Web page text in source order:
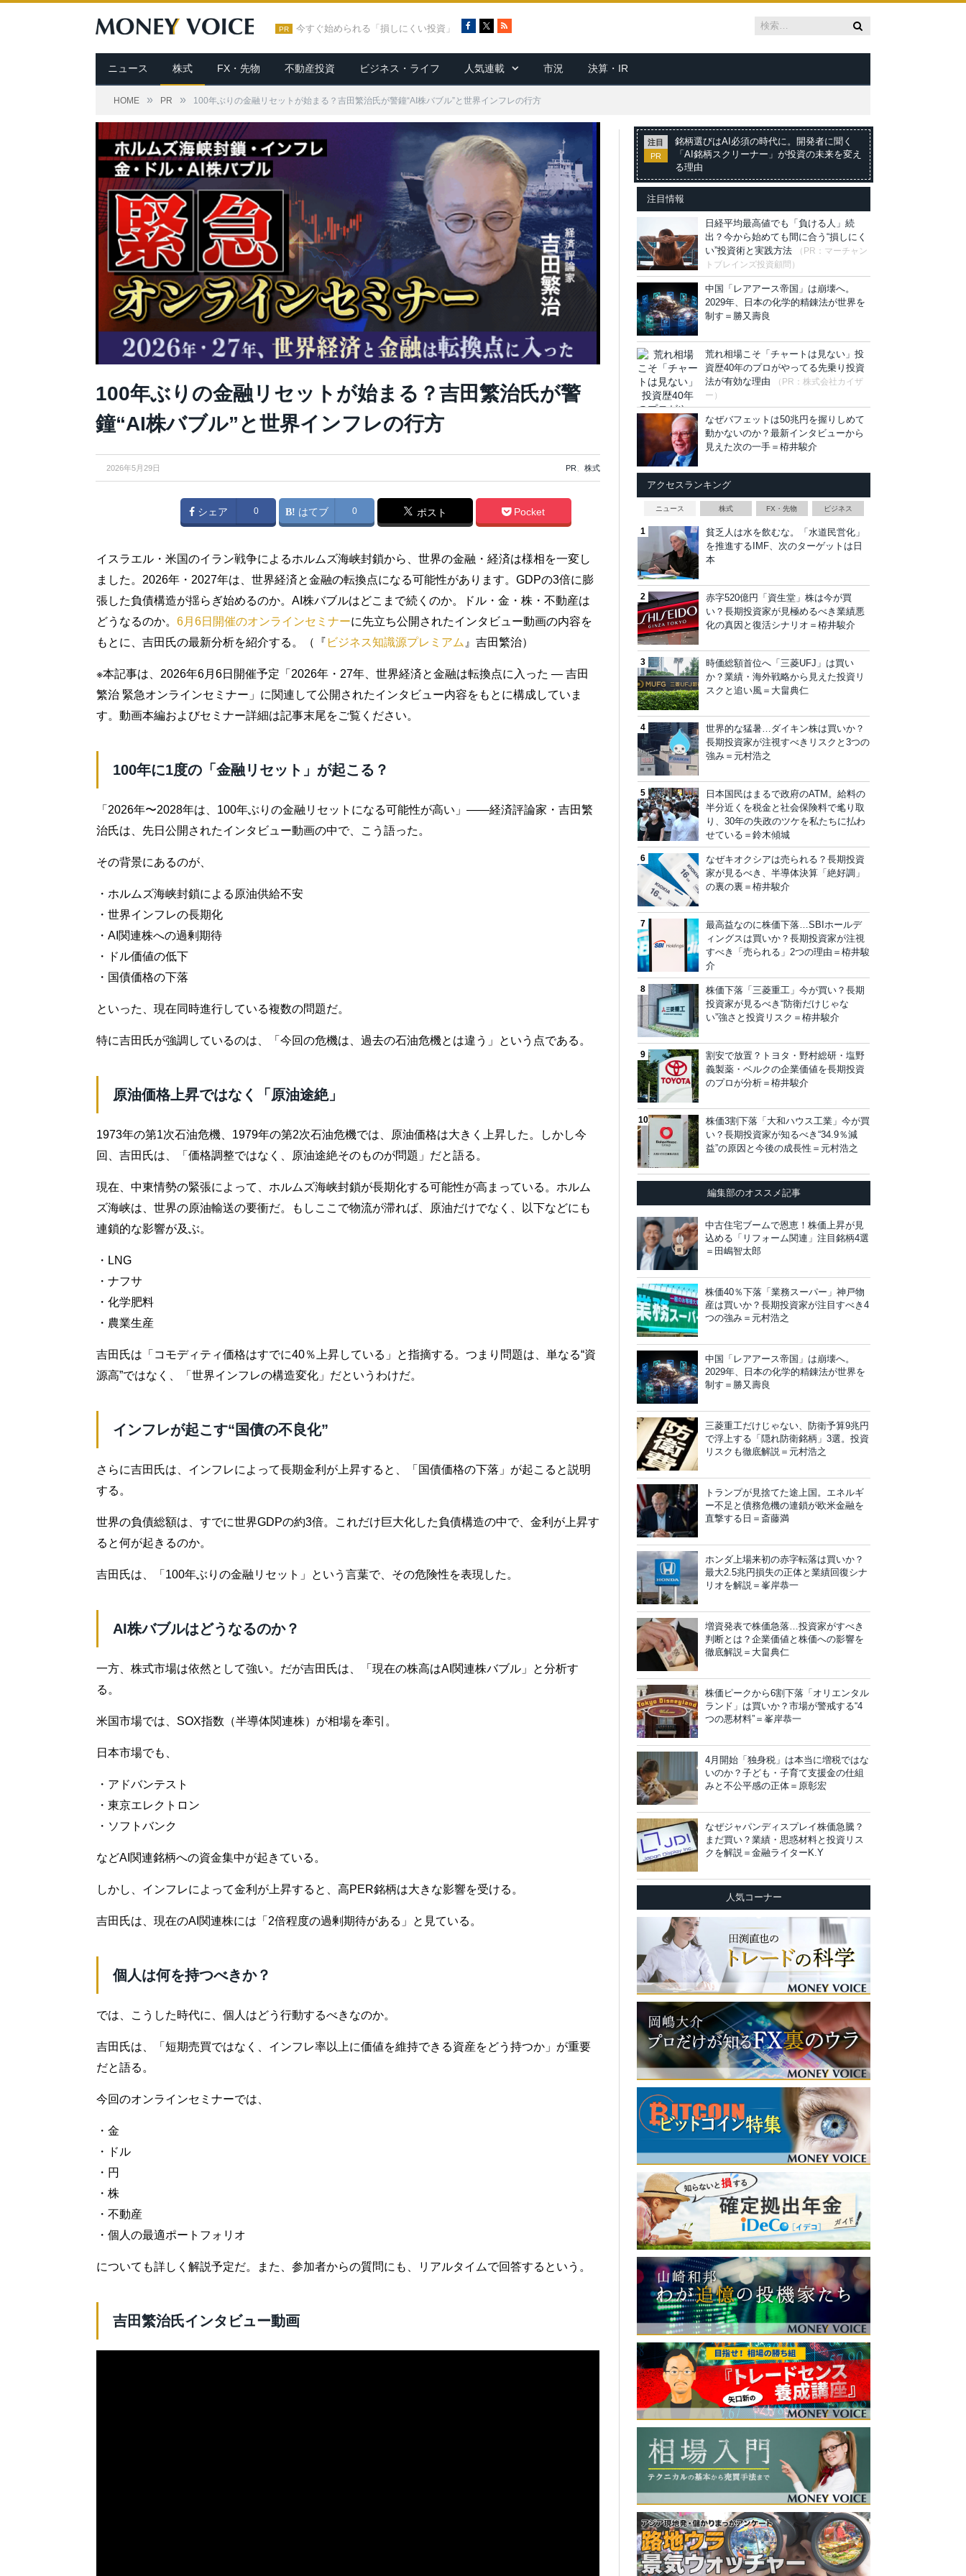
PR 今すぐ始められる「損しにくい投資」
c
e
b
o
R
S
ニュース 株式 FX・先物 不動産投資 ビジネス・ライフ 人気連載 市況 決算・IR
HOME » PR » 100年ぶりの金融リセットが始まる？吉田繁治氏が警鐘“AI株バブル”と世界インフレの行方
100年ぶりの金融リセットが始まる？吉田繁治氏が警
鐘“AI株バブル”と世界インフレの行方
2026年5月29日 PR 株式
シェア 0 はてブ 0 ポスト Pocket
イスラエル・米国のイラン戦争によるホルムズ海峡封鎖から、世界の金融・経済は様相を一変し
ました。2026年・2027年は、世界経済と金融の転換点になる可能性があります。GDPの3倍に膨
張した負債構造が揺らぎ始めるのか。AI株バブルはどこまで続くのか。ドル・金・株・不動産は
どうなるのか。 6月6日開催のオンラインセミナーに先立ち公開されたインタビュー動画の内容を
もとに、吉田氏の最新分析を紹介する。（『 ビジネス知識源プレミアム 』吉田繁治）
※本記事は、2026年6月6日開催予定「2026年・27年、世界経済と金融は転換点に入った ― 吉田
繁治 緊急オンラインセミナー」に関連して公開されたインタビュー内容をもとに構成していま
す。動画本編およびセミナー詳細は記事末尾をご覧ください。
100年に1度の「金融リセット」が起こる？
「2026年〜2028年は、100年ぶりの金融リセットになる可能性が高い」――経済評論家・吉田繁
治氏は、先日公開されたインタビュー動画の中で、こう語った。
その背景にあるのが、
・ホルムズ海峡封鎖による原油供給不安
・世界インフレの長期化
・AI関連株への過剰期待
・ドル価値の低下
・国債価格の下落
といった、現在同時進行している複数の問題だ。
特に吉田氏が強調しているのは、「今回の危機は、過去の石油危機とは違う」という点である。
原油価格上昇ではなく「原油途絶」
1973年の第1次石油危機、1979年の第2次石油危機では、原油価格は大きく上昇した。しかし今
回、吉田氏は、「価格調整ではなく、原油途絶そのものが問題」だと語る。
現在、中東情勢の緊張によって、ホルムズ海峡封鎖が長期化する可能性が高まっている。ホルム
ズ海峡は、世界の原油輸送の要衝だ。もしここで物流が滞れば、原油だけでなく、以下などにも
連鎖的な影響が及ぶ。
・LNG
・ナフサ
・化学肥料
・農業生産
吉田氏は「コモディティ価格はすでに40％上昇している」と指摘する。つまり問題は、単なる“資
源高”ではなく、「世界インフレの構造変化」だというわけだ。
インフレが起こす“国債の不良化”
さらに吉田氏は、インフレによって長期金利が上昇すると、「国債価格の下落」が起こると説明
する。
世界の負債総額は、すでに世界GDPの約3倍。これだけ巨大化した負債構造の中で、金利が上昇す
ると何が起きるのか。
吉田氏は、「100年ぶりの金融リセット」という言葉で、その危険性を表現した。
AI株バブルはどうなるのか？
一方、株式市場は依然として強い。だが吉田氏は、「現在の株高はAI関連株バブル」と分析す
る。
米国市場では、SOX指数（半導体関連株）が相場を牽引。
日本市場でも、
・アドバンテスト
・東京エレクトロン
・ソフトバンク
などAI関連銘柄への資金集中が起きている。
しかし、インフレによって金利が上昇すると、高PER銘柄は大きな影響を受ける。
吉田氏は、現在のAI関連株には「2倍程度の過剰期待がある」と見ている。
個人は何を持つべきか？
では、こうした時代に、個人はどう行動するべきなのか。
吉田氏は、「短期売買ではなく、インフレ率以上に価値を維持できる資産をどう持つか」が重要
だと語る。
今回のオンラインセミナーでは、
・金
・ドル
・円
・株
・不動産
・個人の最適ポートフォリオ
についても詳しく解説予定だ。また、参加者からの質問にも、リアルタイムで回答するという。
吉田繁治氏インタビュー動画
注目
PR
銘柄選びはAI必須の時代に。開発者に聞く
「AI銘柄スクリーナー」が投資の未来を変え
る理由
注目情報
日経平均最高値でも「負ける人」続
出？今から始めても間に合う“損しにく
い”投資術と実践方法
（PR：マーチャン
トブレインズ投資顧問）
中国「レアアース帝国」は崩壊へ。
2029年、日本の化学的精錬法が世界を
制す＝勝又壽良
荒れ相場こそ「チャートは見ない」投
資歴40年のプロがやってる先乗り投資
法が有効な理由
（PR：株式会社カイザ
ー）
なぜバフェットは50兆円を握りしめて
動かないのか？最新インタビューから
見えた次の一手＝栫井駿介
アクセスランキング
ニュース 株式 FX・先物 ビジネス
貧乏人は水を飲むな。「水道民営化」
を推進するIMF、次のターゲットは日
本
赤字520億円「資生堂」株は今が買
い？長期投資家が見極めるべき業績悪
化の真因と復活シナリオ＝栫井駿介
時価総額首位へ「三菱UFJ」は買い
か？業績・海外戦略から見えた投資リ
スクと追い風＝大畠典仁
世界的な猛暑…ダイキン株は買いか？
長期投資家が注視すべきリスクと3つの
強み＝元村浩之
日本国民はまるで政府のATM。給料の
半分近くを税金と社会保険料で毟り取
り、30年の失政のツケを私たちに払わ
せている＝鈴木傾城
なぜキオクシアは売られる？長期投資
家が見るべき、半導体決算「絶好調」
の裏の裏＝栫井駿介
最高益なのに株価下落…SBIホールデ
ィングスは買いか？長期投資家が注視
すべき「売られる」2つの理由＝栫井駿
介
株価下落「三菱重工」今が買い？長期
投資家が見るべき“防衛だけじゃな
い”強さと投資リスク＝栫井駿介
割安で放置？トヨタ・野村総研・塩野
義製薬・ベルクの企業価値を長期投資
のプロが分析＝栫井駿介
株価3割下落「大和ハウス工業」今が買
い？長期投資家が知るべき“34.9％減
益”の原因と今後の成長性＝元村浩之
編集部のオススメ記事
中古住宅ブームで恩恵！株価上昇が見
込める「リフォーム関連」注目銘柄4選
＝田嶋智太郎
株価40％下落「業務スーパー」神戸物
産は買いか？長期投資家が注目すべき4
つの強み＝元村浩之
中国「レアアース帝国」は崩壊へ。
2029年、日本の化学的精錬法が世界を
制す＝勝又壽良
三菱重工だけじゃない、防衛予算9兆円
で浮上する「隠れ防衛銘柄」3選。投資
リスクも徹底解説＝元村浩之
トランプが見捨てた途上国。エネルギ
ー不足と債務危機の連鎖が欧米金融を
直撃する日＝斎藤満
ホンダ上場来初の赤字転落は買いか？
最大2.5兆円損失の正体と業績回復シナ
リオを解説＝峯岸恭一
増資発表で株価急落…投資家がすべき
判断とは？企業価値と株価への影響を
徹底解説＝大畠典仁
株価ピークから6割下落「オリエンタル
ランド」は買いか？市場が警戒する“4
つの悪材料”＝峯岸恭一
4月開始「独身税」は本当に増税ではな
いのか？子ども・子育て支援金の仕組
みと不公平感の正体＝原彰宏
なぜジャパンディスプレイ株価急騰？
まだ買い？業績・思惑材料と投資リス
クを解説＝金融ライターK.Y
人気コーナー